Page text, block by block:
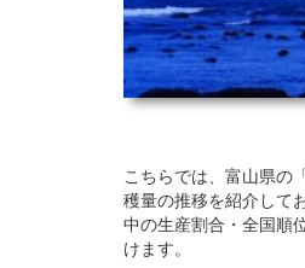
こちらでは、富山県の
穫量の推移を紹介して
中の生産割合・全国順
けます。